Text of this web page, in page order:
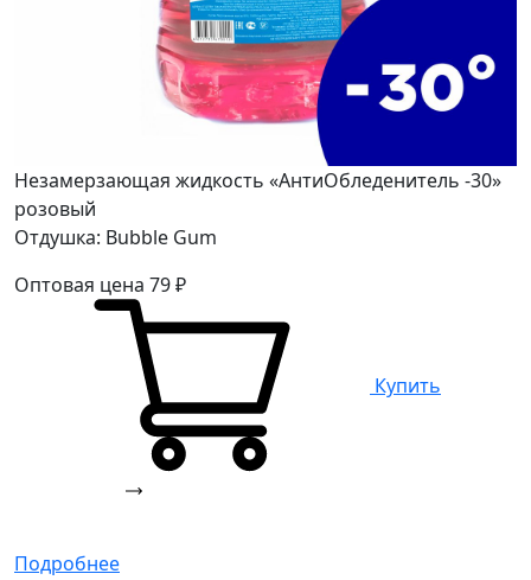
Незамерзающая жидкость «АнтиОбледенитель -30»
розовый
Отдушка: Bubble Gum
Оптовая цена 79₽
Купить
Подробнее